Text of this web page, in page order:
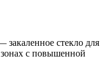
закаленное стекло для
зонах с повышенной